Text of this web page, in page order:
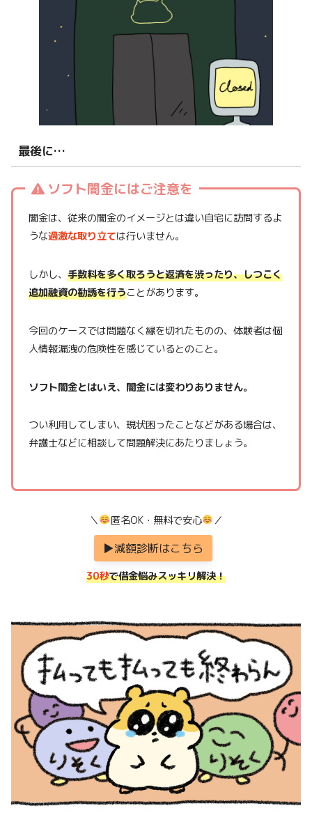
最後に…
ソフト闇金にはご注意を
闇金は、従来の闇金のイメージとは違い自宅に訪問するよ
うな過激な取り立ては行いません。
しかし、 手数料を多く取ろうと返済を渋ったり、しつこく
追加融資の勧誘を行うことがあります。
今回のケースでは問題なく縁を切れたものの、体験者は個
人情報漏洩の危険性を感じているとのこと。
ソフト闇金とはいえ、闇金には変わりありません。
つい利用してしまい、現状困ったことなどがある場合は、
弁護士などに相談して問題解決にあたりましょう。
＼ 匿名OK・無料で安心 ／
▶︎減額診断はこちら
30秒で借金悩みスッキリ解決！